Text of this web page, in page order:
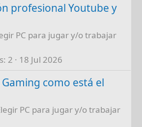
profesional Youtube y
PC para jugar y/o trabajar
2 18 Jul 2026
Gaming como está el
PC para jugar y/o trabajar